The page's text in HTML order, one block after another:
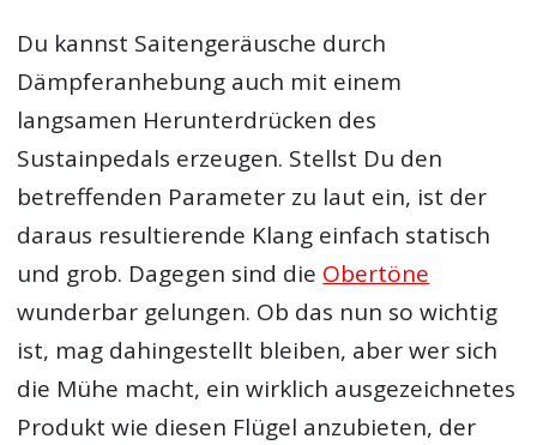
Du kannst Saitengeräusche durch
Dämpferanhebung auch mit einem
langsamen Herunterdrücken des
Sustainpedals erzeugen. Stellst Du den
betreffenden Parameter zu laut ein, ist der
daraus resultierende Klang einfach statisch
und grob. Dagegen sind die Obertöne
wunderbar gelungen. Ob das nun so wichtig
ist, mag dahingestellt bleiben, aber wer sich
die Mühe macht, ein wirklich ausgezeichnetes
Produkt wie diesen Flügel anzubieten, der